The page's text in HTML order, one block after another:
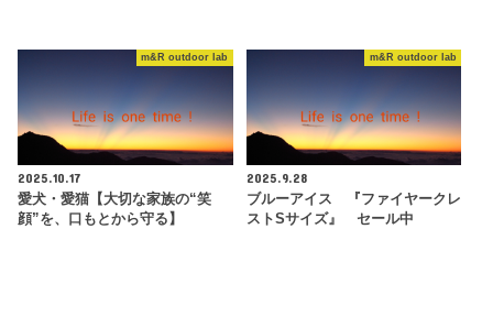
m&R outdoor lab
2025.10.17
愛犬・愛猫【大切な家族の“笑
顔”を、口もとから守る】
m&R outdoor lab
2025.9.28
ブルーアイス 『ファイヤークレ
ストSサイズ』 セール中